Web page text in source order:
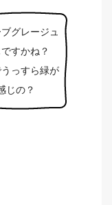
グレージュ
すかね？
っすら緑が
じの？